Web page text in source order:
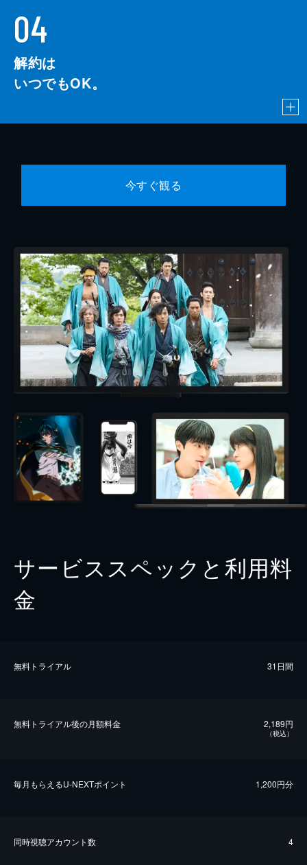
04
解約は
いつでもOK。
今すぐ観る
サービススペックと利用料
金
無料トライアル 31日間
無料トライアル後の⽉額料金 2,189円
（税込）
毎⽉もらえるU-NEXTポイント 1,200円分
同時視聴アカウント数 4